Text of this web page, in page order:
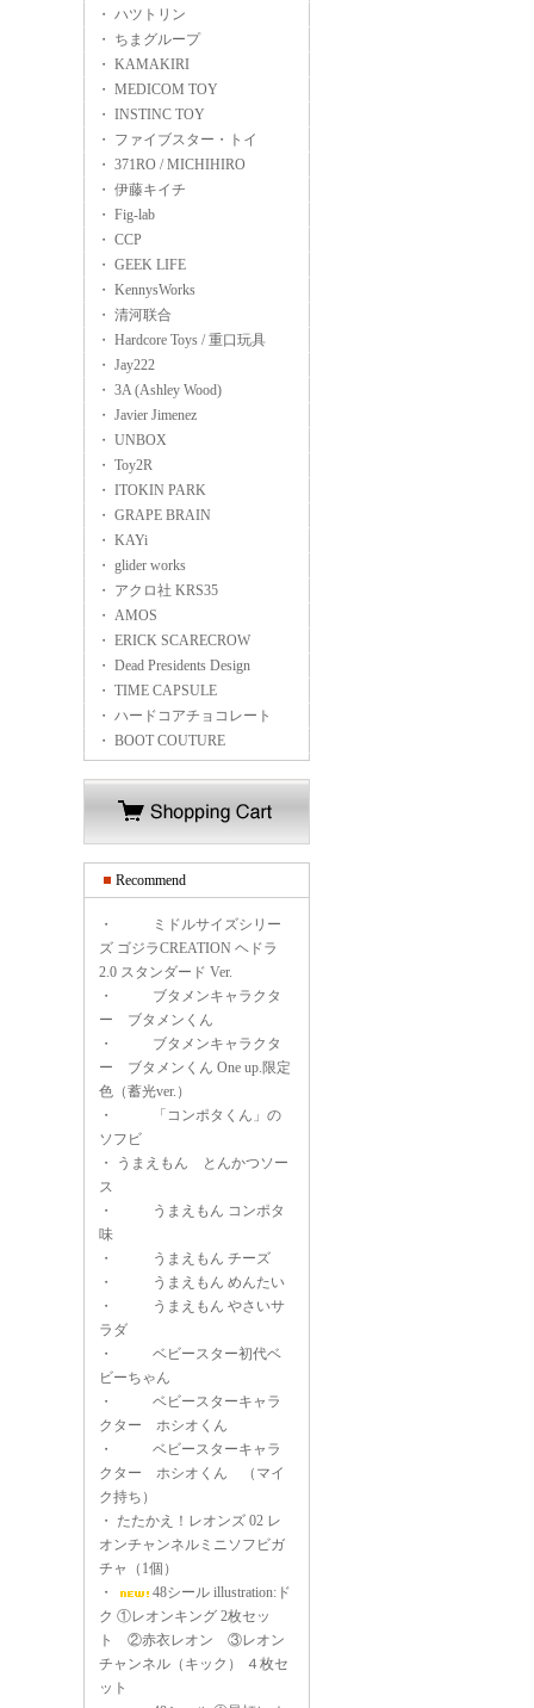
・ ハツトリン
・ ちまグループ
・ KAMAKIRI
・ MEDICOM TOY
・ INSTINC TOY
・ ファイブスター・トイ
・ 371RO / MICHIHIRO
・ 伊藤キイチ
・ Fig-lab
・ CCP
・ GEEK LIFE
・ KennysWorks
・ 清河联合
・ Hardcore Toys / 重口玩具
・ Jay222
・ 3A (Ashley Wood)
・ Javier Jimenez
・ UNBOX
・ Toy2R
・ ITOKIN PARK
・ GRAPE BRAIN
・ KAYi
・ glider works
・ アクロ社 KRS35
・ AMOS
・ ERICK SCARECROW
・ Dead Presidents Design
・ TIME CAPSULE
・ ハードコアチョコレート
・ BOOT COUTURE
Recommend
・
ミドルサイズシリー
ズ ゴジラCREATION ヘドラ
2.0 スタンダード Ver.
・
ブタメンキャラクタ
ー ブタメンくん
・
ブタメンキャラクタ
ー ブタメンくん One up.限定
色（蓄光ver.）
・
「コンポタくん」の
ソフビ
・
うまえもん とんかつソー
ス
・
うまえもん コンポタ
味
・
うまえもん チーズ
・
うまえもん めんたい
・
うまえもん やさいサ
ラダ
・
ベビースター初代ベ
ビーちゃん
・
ベビースターキャラ
クター ホシオくん
・
ベビースターキャラ
クター ホシオくん （マイ
ク持ち）
・ たたかえ！レオンズ 02 レ
オンチャンネルミニソフビガ
チャ（1個）
・
48シール illustration:ド
ク ①レオンキング 2枚セッ
ト ②赤衣レオン ③レオン
チャンネル（キック） ４枚セ
ット